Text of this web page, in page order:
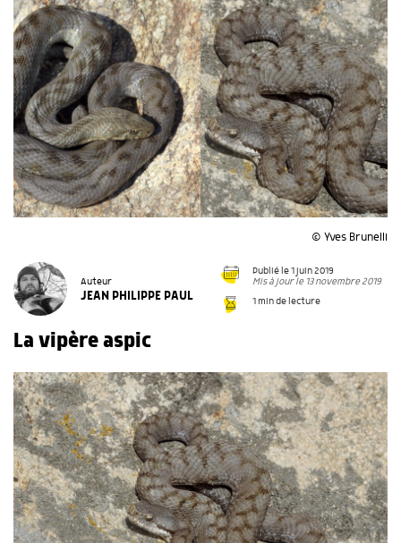
© Yves Brunelli
Auteur
JEAN PHILIPPE PAUL
Publié le 1 juin 2019
Mis à jour le 13 novembre 2019
1 min de lecture
La vipère aspic